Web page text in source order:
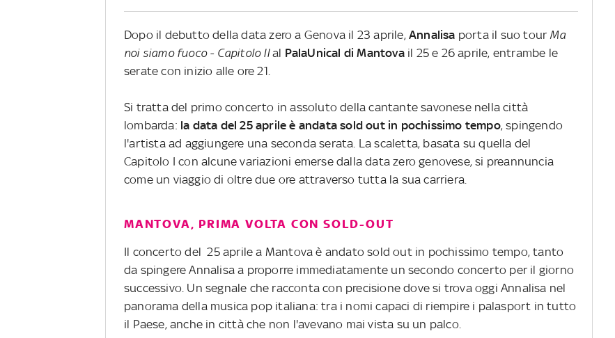
Dopo il debutto della data zero a Genova il 23 aprile, Annalisa porta il suo tour Ma
noi siamo fuoco - Capitolo IIal PalaUnical di Mantovail 25 e 26 aprile, entrambe le
serate con inizio alle ore 21.
Si tratta del primo concerto in assoluto della cantante savonese nella città
lombarda: la data del 25 aprile è andata sold out in pochissimo tempo, spingendo
l'artista ad aggiungere una seconda serata. La scaletta, basata su quella del
Capitolo I con alcune variazioni emerse dalla data zero genovese, si preannuncia
come un viaggio di oltre due ore attraverso tutta la sua carriera.
MANTOVA, PRIMA VOLTA CON SOLD-OUT
Il concerto del 25 aprile a Mantova è andato sold out in pochissimo tempo, tanto
da spingere Annalisa a proporre immediatamente un secondo concerto per il giorno
successivo. Un segnale che racconta con precisione dove si trova oggi Annalisa nel
panorama della musica pop italiana: tra i nomi capaci di riempire i palasport in tutto
il Paese, anche in città che non l'avevano mai vista su un palco.